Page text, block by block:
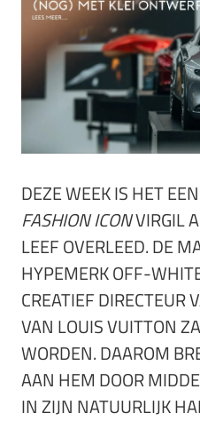
DEZE WEEK IS HET
FASHION ICONVIRGIL
LEEF OVERLEED. DE
HYPEMERK OFF-
CREATIEF DIRECTEUR
VAN LOUIS VUITTON
WORDEN. DAAROM
AAN HEM DOOR
IN ZIJN NATUURLIJK